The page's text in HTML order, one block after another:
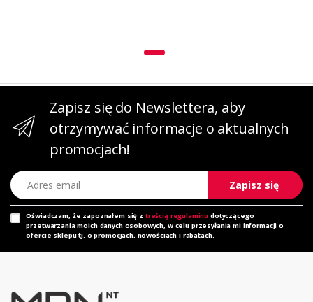
Zapisz się do Newslettera, aby
otrzymywać informacje o aktualnych
promocjach!
Adres email
Zapisz się
Oświadczam, że zapoznałem się z treścią regulaminu dotyczącego
przetwarzania moich danych osobowych, w celu przesyłania mi informacji o
ofercie sklepu tj. o promocjach, nowościach i rabatach.